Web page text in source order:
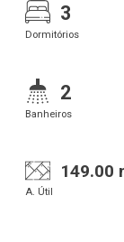
3
Dormitórios
2
Banheiros
149.00
A. Útil